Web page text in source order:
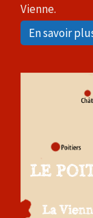
Vienne.
En savoir